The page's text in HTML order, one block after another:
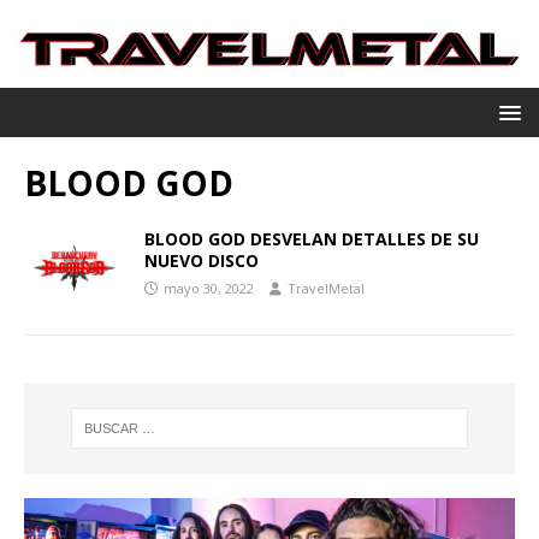
BLOOD GOD
BLOOD GOD DESVELAN DETALLES DE SU
NUEVO DISCO
mayo 30, 2022 TravelMetal